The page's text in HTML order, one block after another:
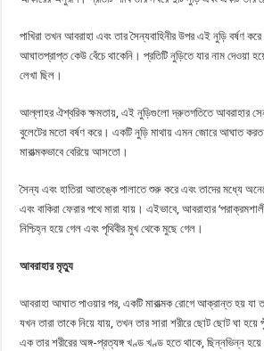
পাখিরা তখন আবরাহা এবং তার সৈন্যবাহিনীর উপর এই নুড়ি বর্ষণ
আঘাতপ্রাপ্ত কেউ বেঁচে থাকেনি। প্রতিটি নুড়িতে যার নাম দেওয়া
লেখা ছিল।
আল্লাহর ঐশ্বরিক ক্ষমতায়, এই নুড়িগুলো দ্রুতগতিতে আবরাহার
বুলেটের মতো বর্ষণ করে। একটি নুড়ি মাথায় এমন জোরে আঘাত করত
মারাত্মকভাবে বেরিয়ে আসতো।
সৈন্য এবং হাতিরা আতঙ্কে পালাতে শুরু করে এবং তাদের মধ্যে
এবং বাকিরা ফেরার পথে মারা যায়। এইভাবে, আবরাহার
নিশ্চিহ্ন হয়ে গেল এবং পৃথিবীর মুখ থেকে মুছে গেল।
আবরাহার মৃত্যু
আবরাহা আঘাত পাওয়ার পর, একটি মারাত্মক রোগে আক্রান্ত হয় যা
যখন তারা তাকে নিয়ে যায়, তখন তার সারা শরীরে ছোট ছোট ঘা
এক তার শরীরের অঙ্গ-প্রত্যঙ্গ খণ্ড খণ্ড হতে থাকে, ছিন্নভিন্ন হয়ে